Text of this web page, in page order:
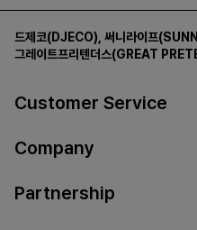
드제코(DJECO) 써니라이프
그레이트프리텐더스(GREAT
Customer Service
Company
Partnership